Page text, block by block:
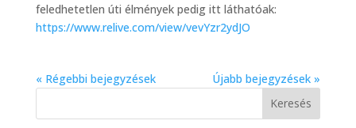
feledhetetlen úti élmények pedig itt láthatóak:
https://www.relive.com/view/vevYzr2ydJO
« Régebbi bejegyzések Újabb bejegyzések »